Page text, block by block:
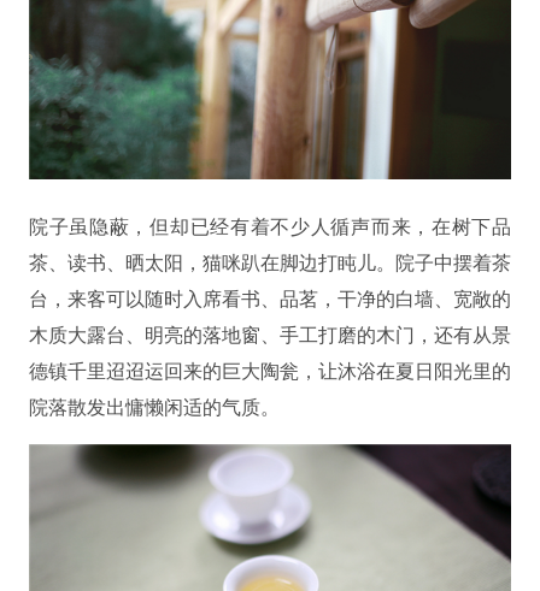
院子虽隐蔽，但却已经有着不少人循声而来，在树下品
茶、读书、晒太阳，猫咪趴在脚边打盹儿。院子中摆着茶
台，来客可以随时入席看书、品茗，干净的白墙、宽敞的
木质大露台、明亮的落地窗、手工打磨的木门，还有从景
德镇千里迢迢运回来的巨大陶瓮，让沐浴在夏日阳光里的
院落散发出慵懒闲适的气质。